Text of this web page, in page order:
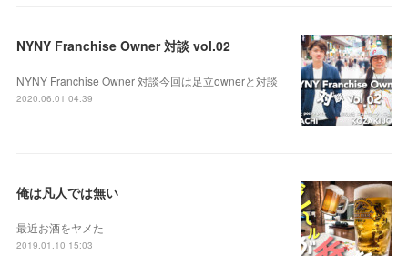
NYNY Franchise Owner 対談 vol.02
NYNY Franchise Owner 対談今回は足立ownerと対談
2020.06.01 04:39
俺は凡人では無い
最近お酒をヤメた
2019.01.10 15:03